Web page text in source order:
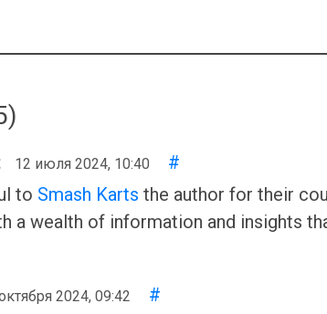
)
12 июля 2024, 10:40 #
to Smash Karts the author for their
a wealth of information and insights
2024, 09:42 #